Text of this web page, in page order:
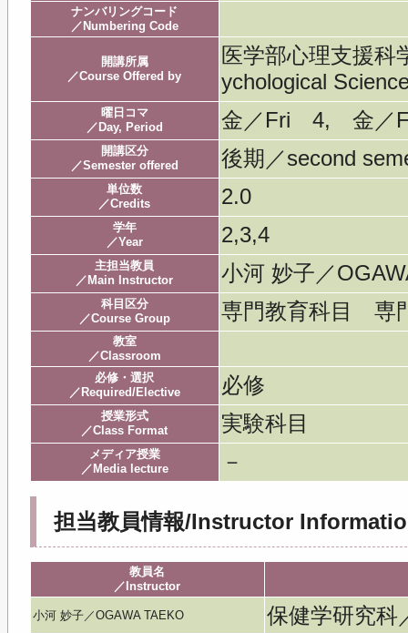
ナンバリングコード
／Numbering Code
開講所属
／Course Offered by
医学部心理支援科
ychological
曜日コマ
／Day, Period
金／Fri 4, 金／
開講区分
／Semester offered
後期／second
単位数
／Credits
2.0
学年
／Year
2,3,4
主担当教員
／Main Instructor
小河 妙子／
科目区分
／Course Group
専門教育科目 専
教室
／Classroom
必修・選択
／Required/Elective
必修
授業形式
／Class Format
実験科目
メディア授業
／Media lecture
－
担当教員情報/Instructor
教員名
／Instructor
小河 妙子／OGAWA TAEKO 保健学研究科